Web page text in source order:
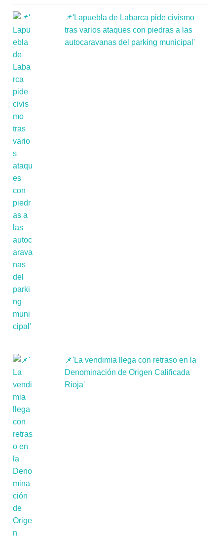
📌'Lapuebla de Labarca pide civismo
tras varios ataques con piedras a las
autocaravanas del parking municipal'
📌'La vendimia llega con retraso en la
Denominación de Origen Calificada
Rioja'